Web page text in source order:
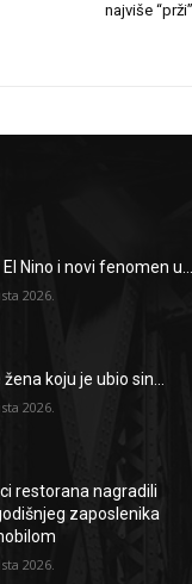
najviše “prži”
Nino i novi fenomen u...
2026.
koju je ubio sin...
2026.
restorana nagradili
zaposlenika
2026.